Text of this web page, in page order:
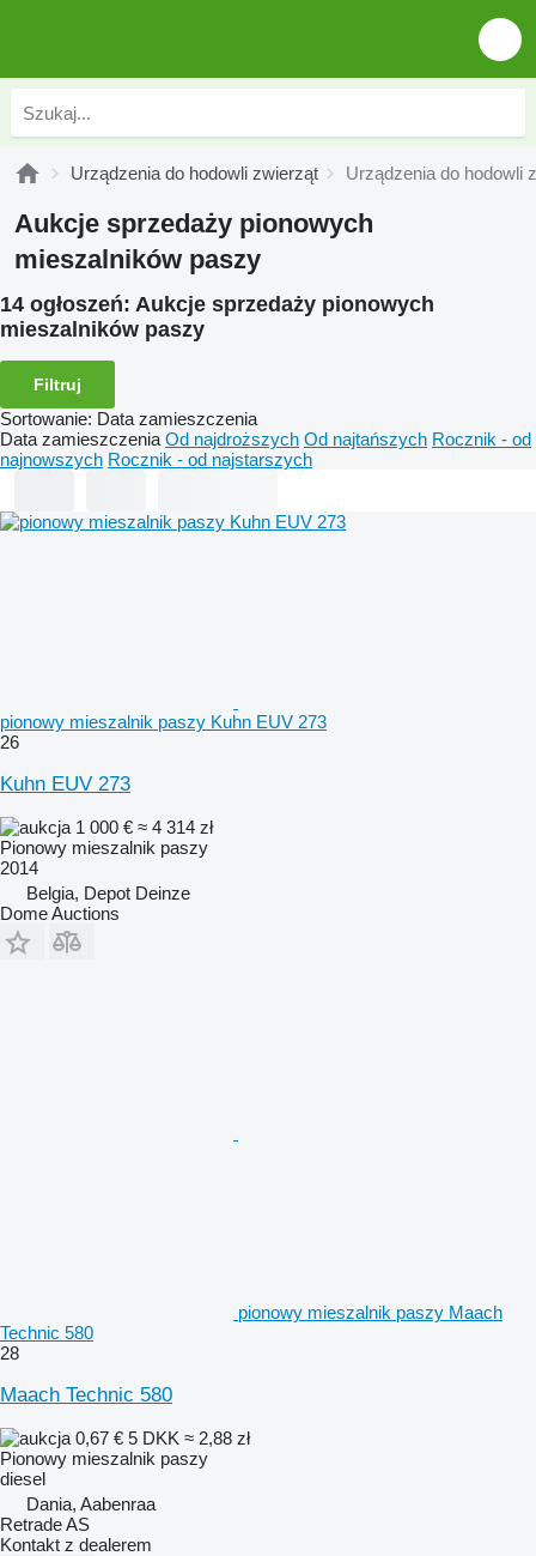
Urządzenia do hodowli zwierząt Urządzenia do hodowli
Aukcje sprzedaży pionowych
mieszalników paszy
14 ogłoszeń: Aukcje sprzedaży pionowych
mieszalników paszy
Filtruj
Sortowanie: Data zamieszczenia
Data zamieszczenia Od najdroższych Od najtańszych Rocznik - od
najnowszych Rocznik - od najstarszych
pionowy mieszalnik paszy Kuhn EUV 273
26
Kuhn EUV 273
1 000 € ≈ 4 314 zł
Pionowy mieszalnik paszy
2014
Belgia, Depot Deinze
Dome Auctions
pionowy mieszalnik paszy Maach
Technic 580
28
Maach Technic 580
0,67 € 5 DKK ≈ 2,88 zł
Pionowy mieszalnik paszy
diesel
Dania, Aabenraa
Retrade AS
Kontakt z dealerem